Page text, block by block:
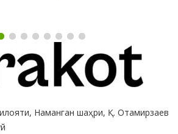
Наманган шаҳри, Қ. Отамирзаев